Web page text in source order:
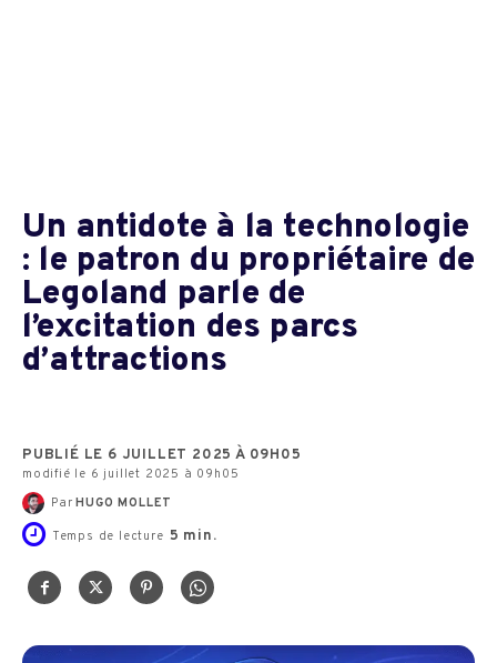
Un antidote à la technologie
: le patron du propriétaire de
Legoland parle de
l’excitation des parcs
d’attractions
PUBLIÉ LE 6 JUILLET 2025 À 09H05
modifié le 6 juillet 2025 à 09h05
Par HUGO MOLLET
Temps de lecture 5 min.